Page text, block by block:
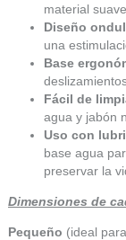
material
Diseño
una
Base
Fácil de
agua y jabón
Uso con
base agua
preservar la
Dimensiones de
Pequeño (ideal